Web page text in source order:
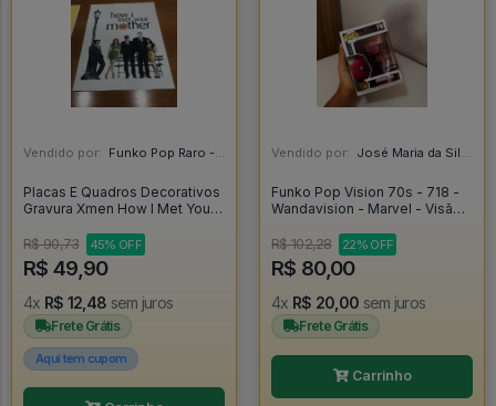
Vendido por: Funko Pop Raro - SP
Placas E Quadros Decorativos
Gravura Xmen How I Met Your
R$ 90,73
45% OFF
R$ 49,90
4x R$ 12,48 sem juros
Frete Grátis
Aqui tem cupom
Vendido por: José Maria da Silva Junior - AL
Funko Pop Vision 70s - 718 -
Wandavision - Marvel - Visão -
Wandavision #718
R$ 102,28 22% OFF
R$ 80,00
4x R$ 20,00 sem juros
Frete Grátis
Carrinho